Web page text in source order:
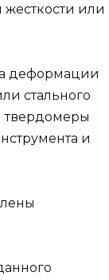
или
деформации
стального
твердомеры
и